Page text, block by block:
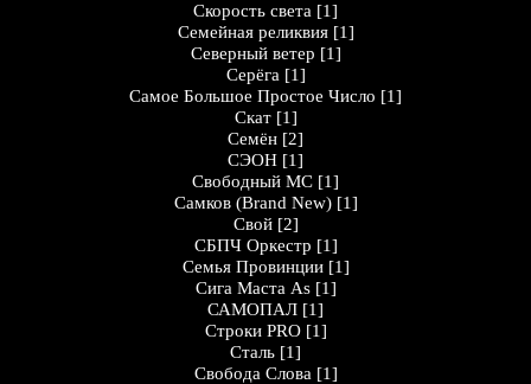
Скорость света [1]
Семейная реликвия [1]
Северный ветер [1]
Серёга [1]
Самое Большое Простое Число [1]
Скат [1]
Семён [2]
СЭОН [1]
Свободный МС [1]
Самков (Brand New) [1]
Свой [2]
СБПЧ Оркестр [1]
Семья Провинции [1]
Сига Маста As [1]
САМОПАЛ [1]
Строки PRO [1]
Сталь [1]
Свобода Слова [1]